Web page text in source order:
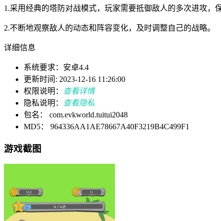
1.采用经典的塔防对战模式，玩家需要抵御敌人的多次进攻，
2.不断地观察敌人的动态和阵容变化，及时调整自己的战略。
详细信息
系统要求：安卓4.4
更新时间: 2023-12-16 11:26:00
权限说明：
查看详情
隐私说明：
查看隐私
包名： com.evkworld.tuitui2048
MD5： 964336AA1AE78667A40F3219B4C499F1
游戏截图